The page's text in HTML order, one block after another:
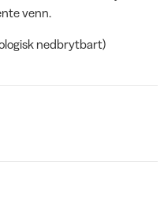
venn.
nedbrytbart)